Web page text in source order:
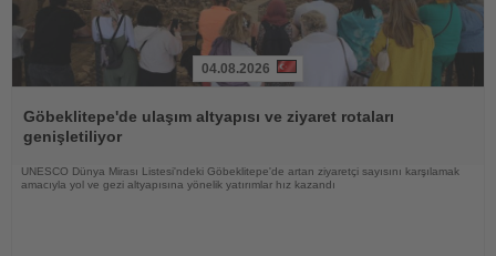
Oku
04.08.2026
Göbeklitepe'de ulaşım altyapısı ve ziyaret rotaları
genişletiliyor
UNESCO Dünya Mirası Listesi'ndeki Göbeklitepe'de artan ziyaretçi sayısını karşılamak
amacıyla yol ve gezi altyapısına yönelik yatırımlar hız kazandı